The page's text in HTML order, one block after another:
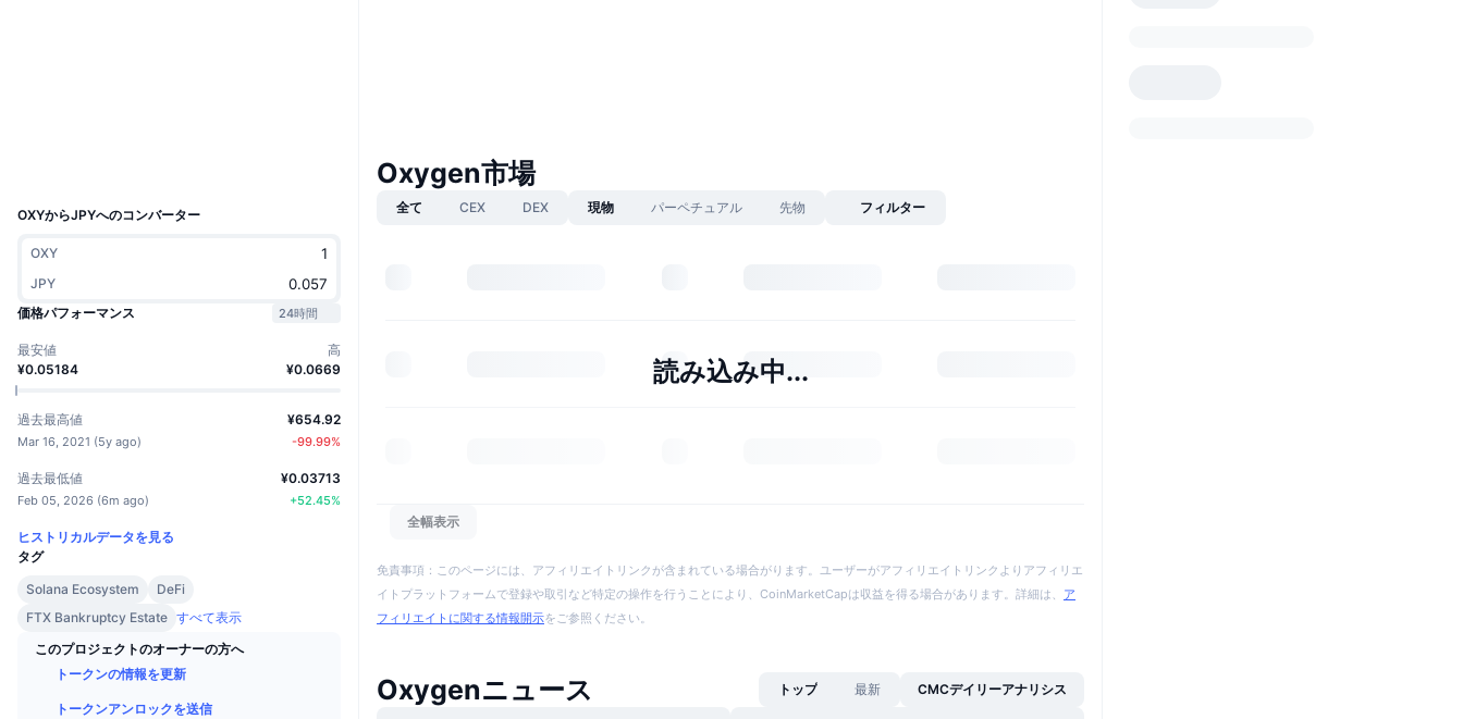
OXYからJPYへのコンバーター
OXY
JPY
価格パフォーマンス
24時間
最安値
¥0.05184
高
¥0.0669
過去最高値
Mar 16, 2021 (5y ago)
¥654.92
-99.99%
過去最低値
Feb 05, 2026 (6m ago)
¥0.03713
+52.45%
ヒストリカルデータを見る
タグ
Solana Ecosystem
DeFi
FTX Bankruptcy Estate すべて表示
このプロジェクトのオーナーの方へ
トークンの情報を更新
トークンアンロックを送信
Oxygen市場
全て CEX DEX 現物 パーペチュアル 先物 フィルター
読み込み中...
全幅表示
免責事項：このページには、アフィリエイトリンクが含まれている場合がります。ユーザーがアフィリエイトリンクよりアフィリエ
イトプラットフォームで登録や取引など特定の操作を行うことにより、CoinMarketCapは収益を得る場合があります。詳細は、 ア
フィリエイトに関する情報開示をご参照ください。
Oxygenニュース トップ 最新 CMCデイリーアナリシス